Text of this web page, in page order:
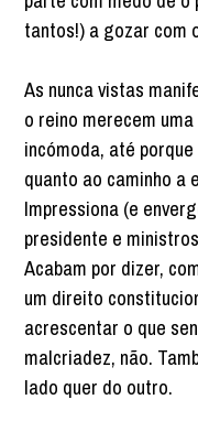
tantos!) a gozar com
As nunca vistas
o reino merecem
incómoda, até
quanto ao caminho a
Impressiona (e
presidente e
Acabam por dizer,
um direito
acrescentar o que
malcriadez, não.
lado quer do outro.